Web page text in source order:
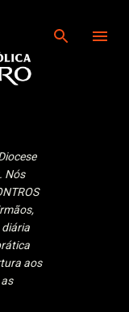
Nós
diária
aos